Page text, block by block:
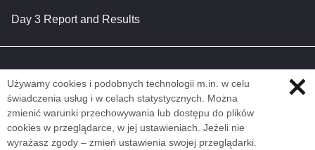
Day 3 Report and Results
Używamy cookies i podobnych technologii m.in. w celu
świadczenia usług i w celach statystycznych. Można
zmienić warunki przechowywania lub dostępu do plików
cookies w przeglądarce, w jej ustawieniach. Jeżeli nie
wyrażasz zgody – zmień ustawienia swojej przeglądarki.